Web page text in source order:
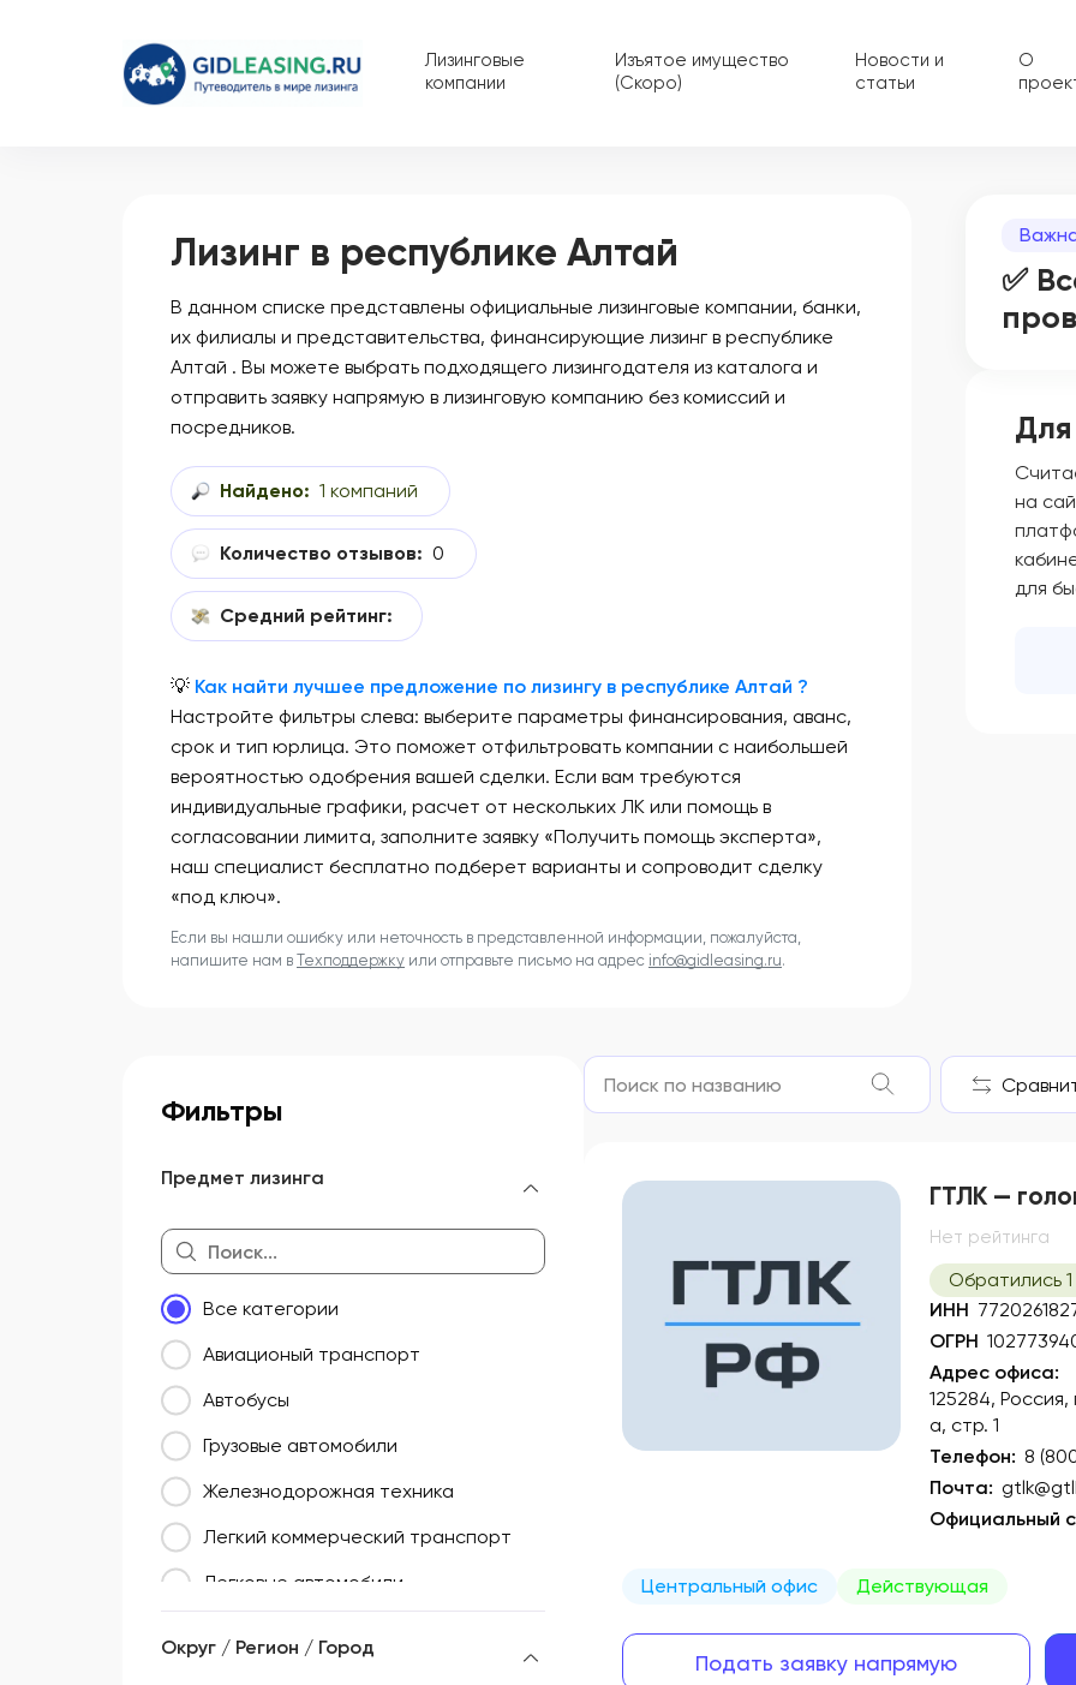
Лизинговые
компании
Изъятое имущество
(Скоро)
Новости и
статьи
О
Лизинг в республике Алтай
В данном списке представлены официальные лизинговые компании, банки,
их филиалы и представительства, финансирующие лизинг в республике
Алтай . Вы можете выбрать подходящего лизингодателя из каталога и
отправить заявку напрямую в лизинговую компанию без комиссий и
посредников.
Найдено: 1 компаний
Количество отзывов: 0
Средний рейтинг:
💡 Как найти лучшее предложение по лизингу в республике Алтай ?
Настройте фильтры слева: выберите параметры финансирования, аванс,
срок и тип юрлица. Это поможет отфильтровать компании с наибольшей
вероятностью одобрения вашей сделки. Если вам требуются
индивидуальные графики, расчет от нескольких ЛК или помощь в
согласовании лимита, заполните заявку «Получить помощь эксперта»,
наш специалист бесплатно подберет варианты и сопроводит сделку
«под ключ».
Если вы нашли ошибку или неточность в представленной информации, пожалуйста,
напишите нам в Техподдержку или отправьте письмо на адрес info@gidleasing.ru.
✅
на
для
Фильтры
Предмет лизинга
Все категории
Авиационый транспорт
Автобусы
Грузовые автомобили
Железнодорожная техника
Легкий коммерческий транспорт
Легковые автомобили
Округ / Регион / Город
ГТЛК —
Нет рейтинга
Обратились
ИНН
ОГРН
Адрес офиса:
125284,
а, стр. 1
Телефон: 8
Почта:
Официальный
Центральный офис Действующая
Подать заявку напрямую